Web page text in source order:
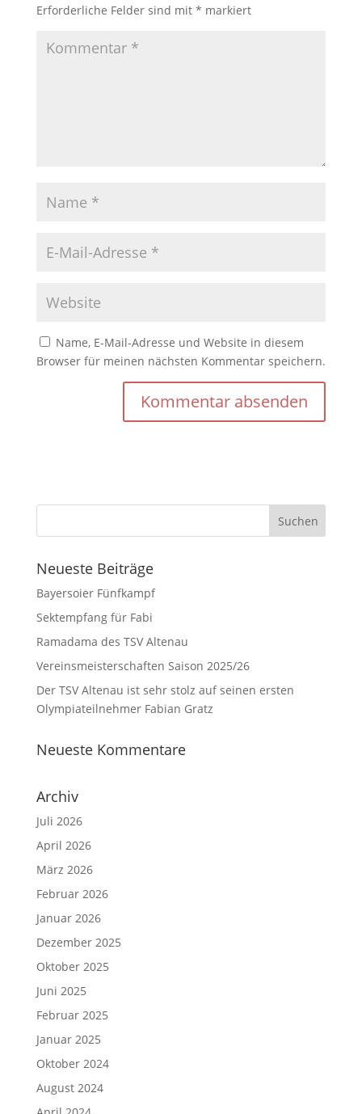
Erforderliche Felder sind mit * markiert
Name, E-Mail-Adresse und Website in diesem
Browser für meinen nächsten Kommentar speichern.
Neueste Beiträge
Bayersoier Fünfkampf
Sektempfang für Fabi
Ramadama des TSV Altenau
Vereinsmeisterschaften Saison 2025/26
Der TSV Altenau ist sehr stolz auf seinen ersten
Olympiateilnehmer Fabian Gratz
Neueste Kommentare
Archiv
Juli 2026
April 2026
März 2026
Februar 2026
Januar 2026
Dezember 2025
Oktober 2025
Juni 2025
Februar 2025
Januar 2025
Oktober 2024
August 2024